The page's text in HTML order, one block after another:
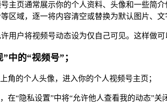
主页通常展示你的个人资料、头像和一些简
区域，逐一将内容清空或替换为默认图片、文
用户将视频号动态设为仅自己可见。这样做
中的“视频号”；
角的个人头像，进入你的个人视频号主页；
在“隐私设置”中将“允许他人查看我的动态”关